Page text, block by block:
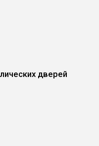
дверей